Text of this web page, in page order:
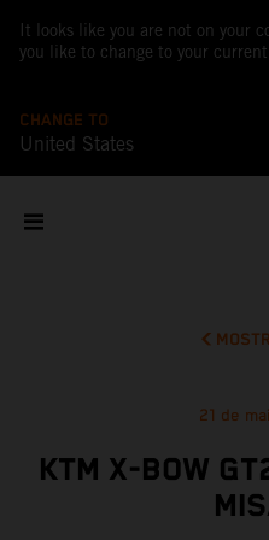
It looks like you are not on your
you like to change to your
CHANGE TO
United States
21 de
KTM X-BOW